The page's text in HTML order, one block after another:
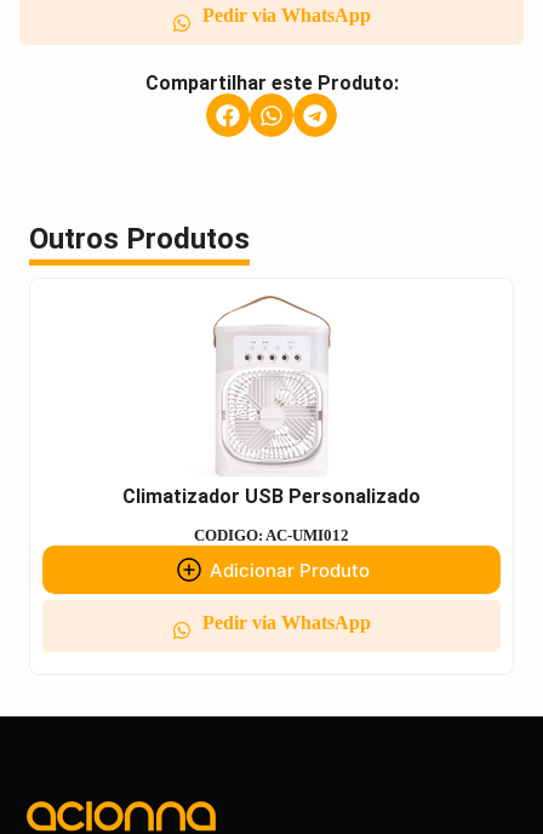
Pedir via WhatsApp
Compartilhar este Produto:
Outros Produtos
Climatizador USB Personalizado
CODIGO: AC-UMI012
Adicionar Produto
Pedir via WhatsApp